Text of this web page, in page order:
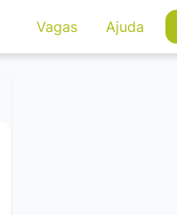
Vagas Ajuda